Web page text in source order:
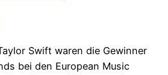
Swift waren die Gewinner
bei den European Music